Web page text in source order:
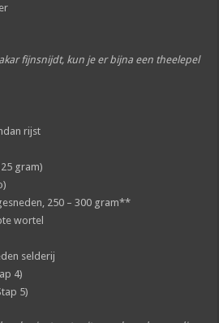
fijnsnijdt, kun je er bijna een theelepel
rijst
gram)
250 – 300 gram**
wortel
selderij
4)
5)